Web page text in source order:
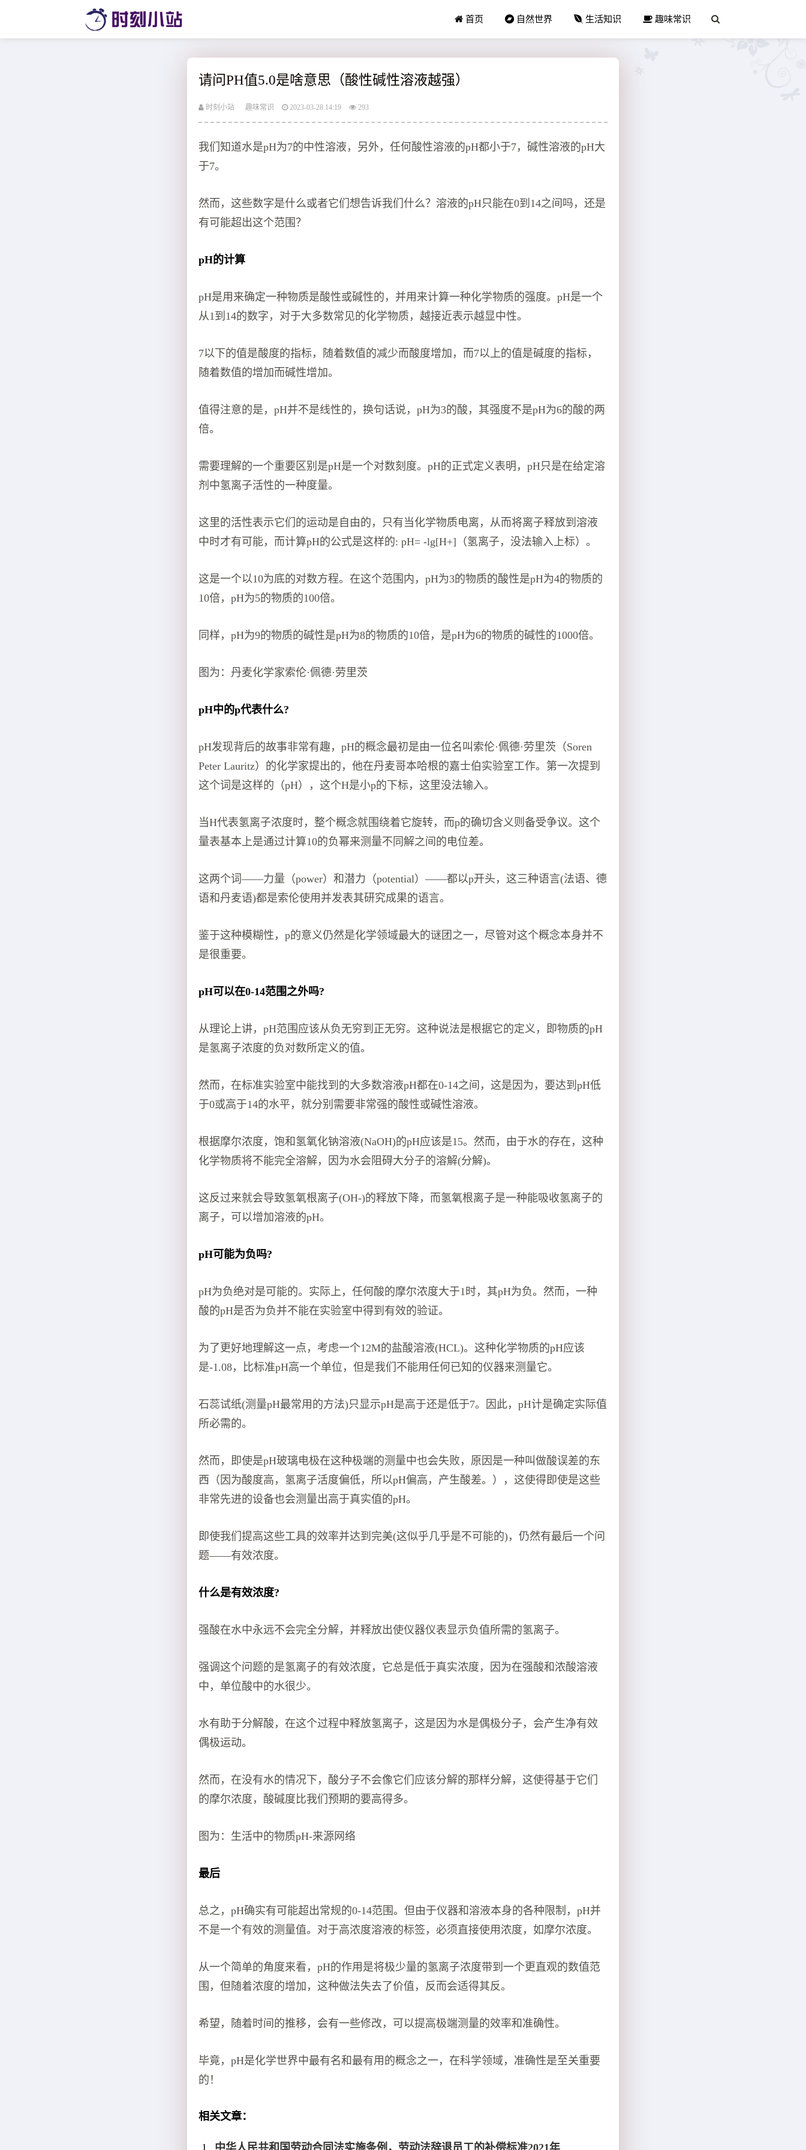
首页 自然世界 生活知识 趣味常识
请问PH值5.0是啥意思（酸性碱性溶液越强）
时刻小站 趣味常识 2023-03-28 14:19 293
我们知道水是pH为7的中性溶液，另外，任何酸性溶液的pH都小于7，碱性溶液的pH大
于7。
然而，这些数字是什么或者它们想告诉我们什么？溶液的pH只能在0到14之间吗，还是
有可能超出这个范围？
pH的计算
pH是用来确定一种物质是酸性或碱性的，并用来计算一种化学物质的强度。pH是一个
从1到14的数字，对于大多数常见的化学物质，越接近表示越显中性。
7以下的值是酸度的指标，随着数值的减少而酸度增加，而7以上的值是碱度的指标，
随着数值的增加而碱性增加。
值得注意的是，pH并不是线性的，换句话说，pH为3的酸，其强度不是pH为6的酸的两
倍。
需要理解的一个重要区别是pH是一个对数刻度。pH的正式定义表明，pH只是在给定溶
剂中氢离子活性的一种度量。
这里的活性表示它们的运动是自由的，只有当化学物质电离，从而将离子释放到溶液
中时才有可能，而计算pH的公式是这样的: pH= -lg[H+]（氢离子，没法输入上标）。
这是一个以10为底的对数方程。在这个范围内，pH为3的物质的酸性是pH为4的物质的
10倍，pH为5的物质的100倍。
同样，pH为9的物质的碱性是pH为8的物质的10倍，是pH为6的物质的碱性的1000倍。
图为：丹麦化学家索伦·佩德·劳里茨
pH中的p代表什么?
pH发现背后的故事非常有趣，pH的概念最初是由一位名叫索伦·佩德·劳里茨（Soren
Peter Lauritz）的化学家提出的，他在丹麦哥本哈根的嘉士伯实验室工作。第一次提到
这个词是这样的（pH），这个H是小p的下标，这里没法输入。
当H代表氢离子浓度时，整个概念就围绕着它旋转，而p的确切含义则备受争议。这个
量表基本上是通过计算10的负幂来测量不同解之间的电位差。
这两个词——力量（power）和潜力（potential）——都以p开头，这三种语言(法语、德
语和丹麦语)都是索伦使用并发表其研究成果的语言。
鉴于这种模糊性，p的意义仍然是化学领域最大的谜团之一，尽管对这个概念本身并不
是很重要。
pH可以在0-14范围之外吗?
从理论上讲，pH范围应该从负无穷到正无穷。这种说法是根据它的定义，即物质的pH
是氢离子浓度的负对数所定义的值。
然而，在标准实验室中能找到的大多数溶液pH都在0-14之间，这是因为，要达到pH低
于0或高于14的水平，就分别需要非常强的酸性或碱性溶液。
根据摩尔浓度，饱和氢氧化钠溶液(NaOH)的pH应该是15。然而，由于水的存在，这种
化学物质将不能完全溶解，因为水会阻碍大分子的溶解(分解)。
这反过来就会导致氢氧根离子(OH-)的释放下降，而氢氧根离子是一种能吸收氢离子的
离子，可以增加溶液的pH。
pH可能为负吗?
pH为负绝对是可能的。实际上，任何酸的摩尔浓度大于1时，其pH为负。然而，一种
酸的pH是否为负并不能在实验室中得到有效的验证。
为了更好地理解这一点，考虑一个12M的盐酸溶液(HCL)。这种化学物质的pH应该
是-1.08，比标准pH高一个单位，但是我们不能用任何已知的仪器来测量它。
石蕊试纸(测量pH最常用的方法)只显示pH是高于还是低于7。因此，pH计是确定实际值
所必需的。
然而，即使是pH玻璃电极在这种极端的测量中也会失败，原因是一种叫做酸误差的东
西（因为酸度高，氢离子活度偏低，所以pH偏高，产生酸差。），这使得即使是这些
非常先进的设备也会测量出高于真实值的pH。
即使我们提高这些工具的效率并达到完美(这似乎几乎是不可能的)，仍然有最后一个问
题——有效浓度。
什么是有效浓度?
强酸在水中永远不会完全分解，并释放出使仪器仪表显示负值所需的氢离子。
强调这个问题的是氢离子的有效浓度，它总是低于真实浓度，因为在强酸和浓酸溶液
中，单位酸中的水很少。
水有助于分解酸，在这个过程中释放氢离子，这是因为水是偶极分子，会产生净有效
偶极运动。
然而，在没有水的情况下，酸分子不会像它们应该分解的那样分解，这使得基于它们
的摩尔浓度，酸碱度比我们预期的要高得多。
图为：生活中的物质pH-来源网络
最后
总之，pH确实有可能超出常规的0-14范围。但由于仪器和溶液本身的各种限制，pH并
不是一个有效的测量值。对于高浓度溶液的标签，必须直接使用浓度，如摩尔浓度。
从一个简单的角度来看，pH的作用是将极少量的氢离子浓度带到一个更直观的数值范
围，但随着浓度的增加，这种做法失去了价值，反而会适得其反。
希望，随着时间的推移，会有一些修改，可以提高极端测量的效率和准确性。
毕竟，pH是化学世界中最有名和最有用的概念之一，在科学领域，准确性是至关重要
的！
相关文章：
中华人民共和国劳动合同法实施条例，劳动法辞退员工的补偿标准2021年